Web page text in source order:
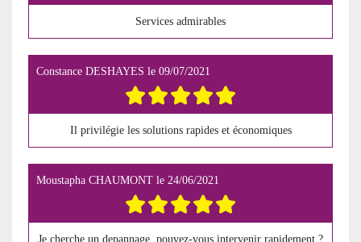
Services admirables
Constance DESHAYES le 09/07/2021
Il privilégie les solutions rapides et économiques
Moustapha CHAUMONT le 24/06/2021
Je cherche un depannage, pouvez-vous intervenir rapidement ?